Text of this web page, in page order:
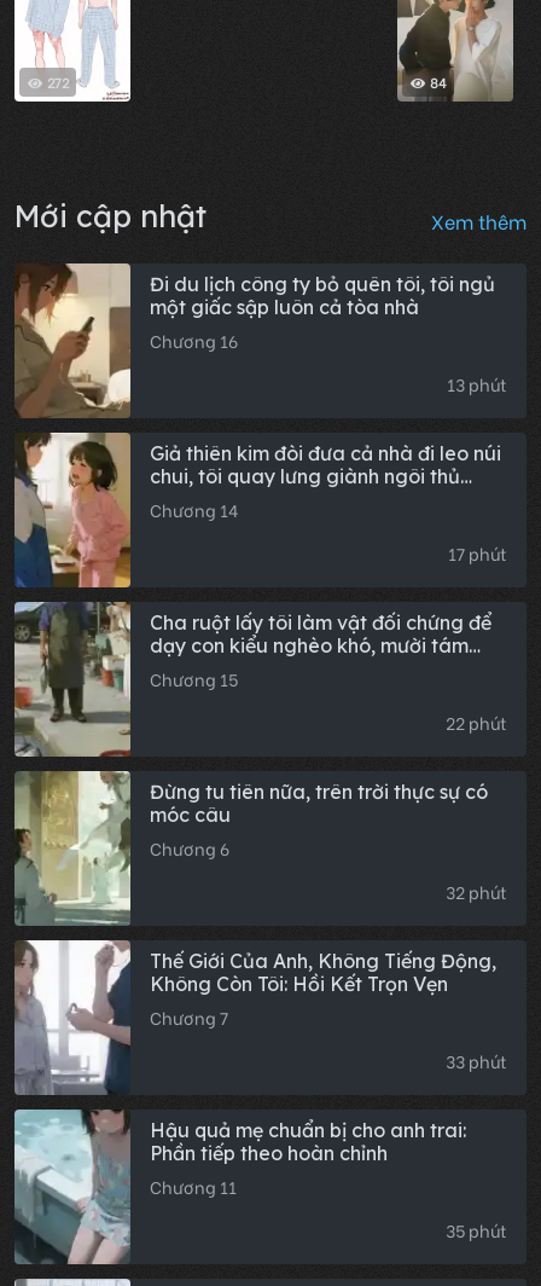
272 84
Mới cập nhật Xem thêm
Đi du lịch công ty bỏ quên tôi, tôi ngủ
một giấc sập luôn cả tòa nhà
Chương 16
13 phút
Giả thiên kim đòi đưa cả nhà đi leo núi
chui, tôi quay lưng giành ngôi thủ
khoa tỉnh: Hậu truyện trọn bộ
Chương 14
17 phút
Cha ruột lấy tôi làm vật đối chứng để
dạy con kiểu nghèo khó, mười tám
năm sau tôi xé nát kịch bản hào môn
Chương 15
22 phút
Đừng tu tiên nữa, trên trời thực sự có
móc câu
Chương 6
32 phút
Thế Giới Của Anh, Không Tiếng Động,
Không Còn Tôi: Hồi Kết Trọn Vẹn
Chương 7
33 phút
Hậu quả mẹ chuẩn bị cho anh trai:
Phần tiếp theo hoàn chỉnh
Chương 11
35 phút